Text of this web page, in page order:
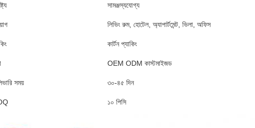
সামঞ্জস্যযোগ্য
লিভিং রুম, হোটেল, অ্যাপার্টমেন্ট, ভিলা, অফিস
কার্টন প্যাকিং
OEM ODM কাস্টমাইজড
সময় ৩০-৪৫ দিন
১০ পিসি